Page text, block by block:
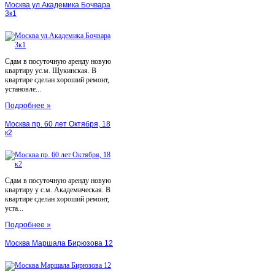
Москва ул.Академика Бочвара
3к1
Сдам в посуточную аренду новую
квартиру ус.м. Щукинская. В
квартире сделан хороший ремонт,
установле...
Подробнее »
Москва пр. 60 лет Октября, 18
к2
Сдам в посуточную аренду новую
квартиру у с.м. Академическая. В
квартире сделан хороший ремонт,
уста...
Подробнее »
Москва Маршала Бирюзова 12